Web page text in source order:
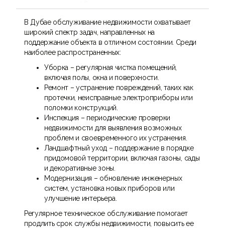
В Дубае обслуживание недвижимости охватывает
широкий спектр задач, направленных на
поддержание объекта в отличном состоянии. Среди
наиболее распространенных:
Уборка – регулярная чистка помещений,
включая полы, окна и поверхности.
Ремонт – устранение повреждений, таких как
протечки, неисправные электроприборы или
поломки конструкций.
Инспекция – периодические проверки
недвижимости для выявления возможных
проблем и своевременного их устранения.
Ландшафтный уход – поддержание в порядке
придомовой территории, включая газоны, сады
и декоративные зоны.
Модернизация – обновление инженерных
систем, установка новых приборов или
улучшение интерьера.
Регулярное техническое обслуживание помогает
продлить срок службы недвижимости, повысить ее